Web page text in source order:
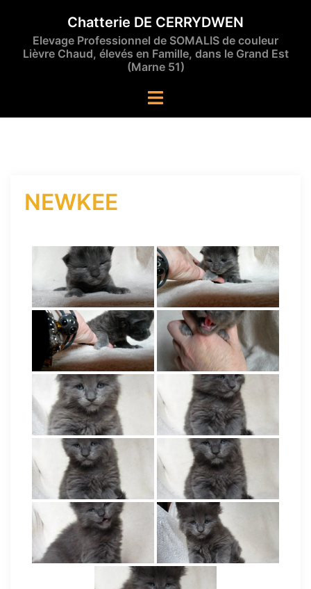
contenu
Chatterie DE CERRYDWEN
Elevage Professionnel de SOMALIS de couleur
Lièvre Chaud, élevés en Famille, dans le Grand Est
(Marne 51)
Ouvrir/fermer
NEWKEE